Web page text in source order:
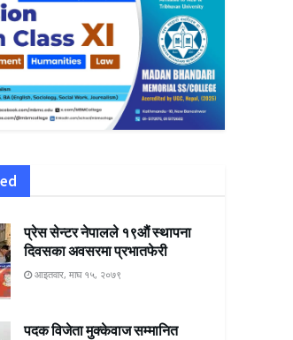
प्रेस सेन्टर नेपालले १९औं स्थापना
दिवसका अवसरमा प्रभातफेरी
आइतवार, माघ १५, २०७९
पदक विजेता मुक्केवाज सम्मानित